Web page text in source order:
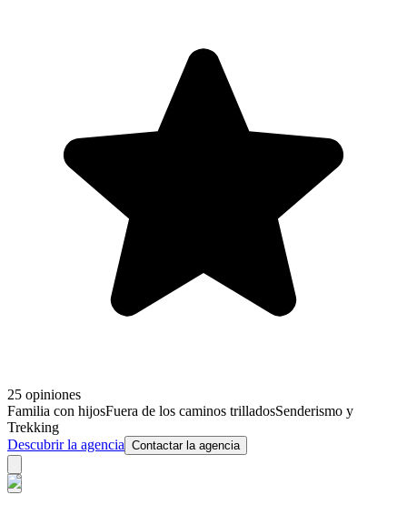
25 opiniones
Familia con hijosFuera de los caminos trilladosSenderismo y
Trekking
Descubrir la agencia Contactar la agencia